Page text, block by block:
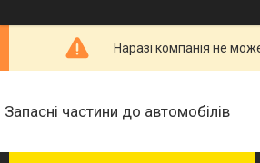
Наразі компанія не
Запасні частини до автомобілів